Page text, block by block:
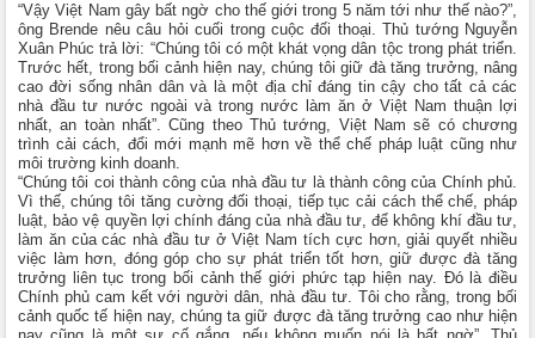
“Vậy Việt Nam gây bất ngờ cho thế giới trong 5 năm tới như thế nào?”,
ông Brende nêu câu hỏi cuối trong cuộc đối thoại. Thủ tướng Nguyễn
Xuân Phúc trả lời: “Chúng tôi có một khát vọng dân tộc trong phát triển.
Trước hết, trong bối cảnh hiện nay, chúng tôi giữ đà tăng trưởng, nâng
cao đời sống nhân dân và là một địa chỉ đáng tin cậy cho tất cả các
nhà đầu tư nước ngoài và trong nước làm ăn ở Việt Nam thuận lợi
nhất, an toàn nhất”. Cũng theo Thủ tướng, Việt Nam sẽ có chương
trình cải cách, đổi mới mạnh mẽ hơn về thể chế pháp luật cũng như
môi trường kinh doanh.
“Chúng tôi coi thành công của nhà đầu tư là thành công của Chính phủ.
Vì thế, chúng tôi tăng cường đối thoại, tiếp tục cải cách thể chế, pháp
luật, bảo vệ quyền lợi chính đáng của nhà đầu tư, để không khí đầu tư,
làm ăn của các nhà đầu tư ở Việt Nam tích cực hơn, giải quyết nhiều
việc làm hơn, đóng góp cho sự phát triển tốt hơn, giữ được đà tăng
trưởng liên tục trong bối cảnh thế giới phức tạp hiện nay. Đó là điều
Chính phủ cam kết với người dân, nhà đầu tư. Tôi cho rằng, trong bối
cảnh quốc tế hiện nay, chúng ta giữ được đà tăng trưởng cao như hiện